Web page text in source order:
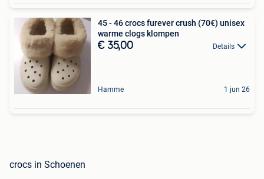
45 - 46 crocs furever crush (70€) unisex
warme clogs klompen
€ 35,00 Details
Hamme 1 jun 26
crocs in Schoenen